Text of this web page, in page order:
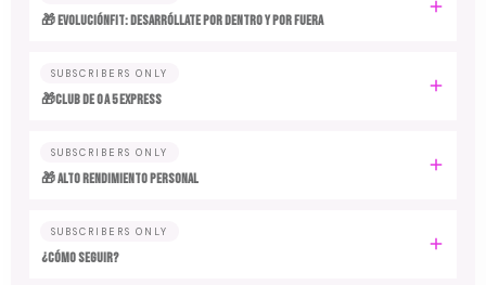
🎁 EvoluciónFit: desarróllate por dentro y por fuera
SUBSCRIBERS ONLY
🎁Club de 0 a 5 EXPRESS
SUBSCRIBERS ONLY
🎁 ALTO RENDIMIENTO PERSONAL
SUBSCRIBERS ONLY
¿CÓMO SEGUIR?